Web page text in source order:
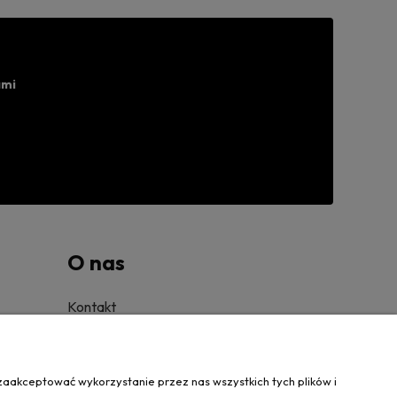
O nas
Kontakt
wykorzystanie przez nas wszystkich tych plików i